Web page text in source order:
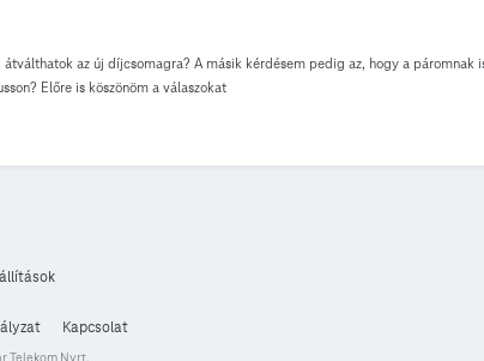
az új díjcsomagra? A másik kérdésem pedig az, hogy a páromnak
Előre is köszönöm a válaszokat
Kapcsolat
Telekom Nyrt.